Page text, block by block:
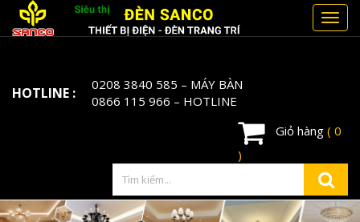
HOTLINE : 0208 3840 585 – MÁY BÀN
0866 115 966 – HOTLINE
Giỏ hàng ( 0
)